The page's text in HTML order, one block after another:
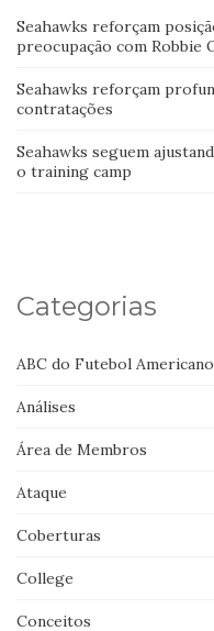
Seahawks reforçam
preocupação com Robbie
Seahawks reforçam
contratações
Seahawks seguem
o training camp
Categorias
ABC do Futebol Americano
Análises
Área de Membros
Ataque
Coberturas
College
Conceitos